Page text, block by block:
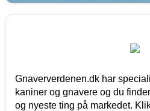
Gnaververdenen.dk har
kaniner og gnavere og du
og nyeste ting på markedet.